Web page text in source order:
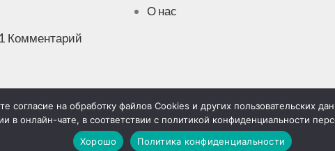
1 Комментарий
О нас
согласие на
Информация на сайте не
положениями Статьи 437
согласие на обработку файлов Cookies и других пользовательских
в онлайн-чате, в соответствии с политикой конфиденциальности
Хорошо
Политика конфиденциальности